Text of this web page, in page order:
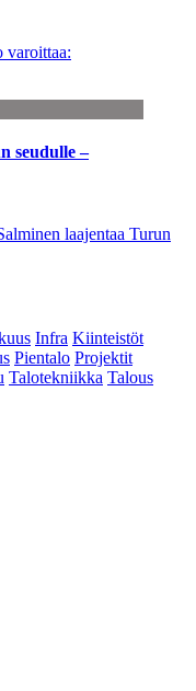
varoittaa:
seudulle –
laajentaa Turun
Infra Kiinteistöt
Pientalo Projektit
Talotekniikka Talous